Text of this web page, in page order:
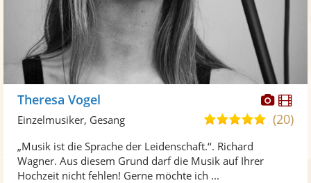
Theresa Vogel
5,0(20)
Einzelmusiker, Gesang
„Musik ist die Sprache der Leidenschaft.‘‘. Richard
Wagner. Aus diesem Grund darf die Musik auf Ihrer
Hochzeit nicht fehlen! Gerne möchte ich ...